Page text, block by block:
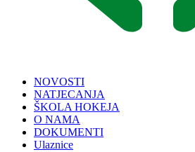
NOVOSTI
NATJECANJA
ŠKOLA HOKEJA
O NAMA
DOKUMENTI
Ulaznice